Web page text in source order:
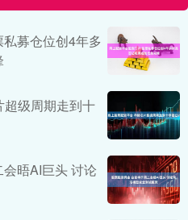
募仓位创4年多
级周期走到十
晤AI巨头 讨论